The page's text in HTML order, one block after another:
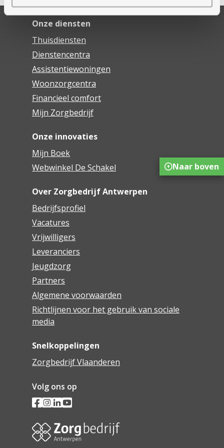
Onze diensten
Thuisdiensten
Dienstencentra
Assistentiewoningen
Woonzorgcentra
Financieel comfort
Mijn Zorgbedrijf
Onze innovaties
Mijn Boek
Webwinkel De Schakel
Over Zorgbedrijf Antwerpen
Bedrijfsprofiel
Vacatures
Vrijwilligers
Leveranciers
Jeugdzorg
Partners
Algemene voorwaarden
Richtlijnen voor het gebruik van sociale
media
Snelkoppelingen
Zorgbedrijf Vlaanderen
Volg ons op
Naar boven